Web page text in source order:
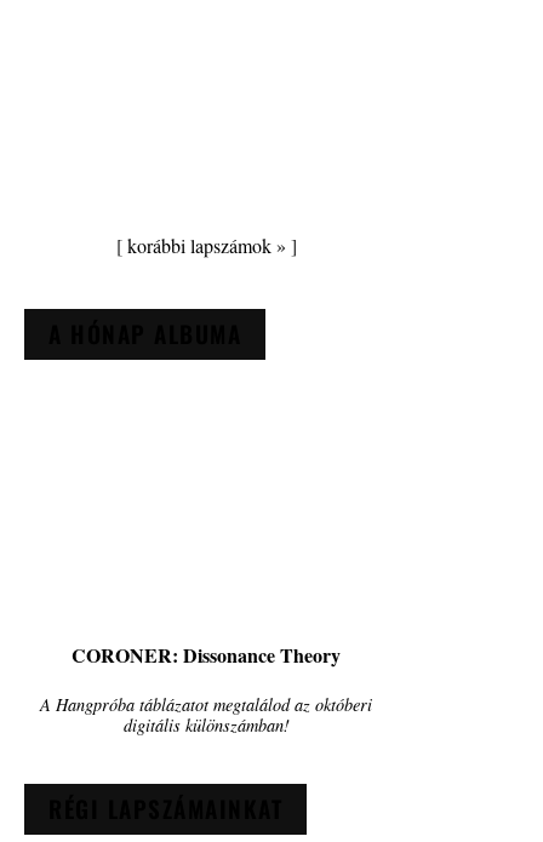
[korábbi lapszámok » ]
CORONER: Dissonance Theory
A Hangpróba táblázatot megtalálod az októberi
digitális különszámban!